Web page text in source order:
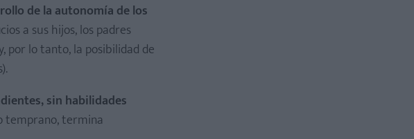
de la autonomía de los
a sus hijos, los padres
por lo tanto, la posibilidad de
sin habilidades
temprano, termina